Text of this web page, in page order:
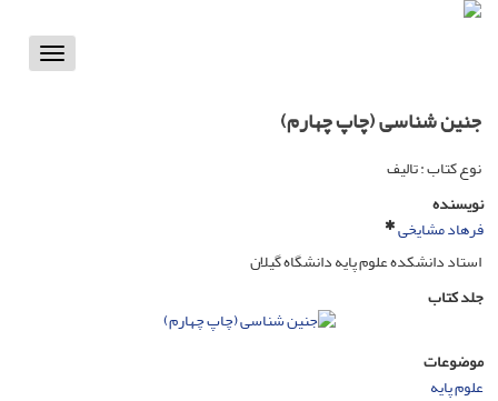
Toggle
جنین شناسی (چاپ چهارم)
نوع کتاب : تالیف
نویسنده
فرهاد مشایخی
استاد دانشکده علوم پایه دانشگاه گیلان
جلد کتاب
موضوعات
علوم پایه